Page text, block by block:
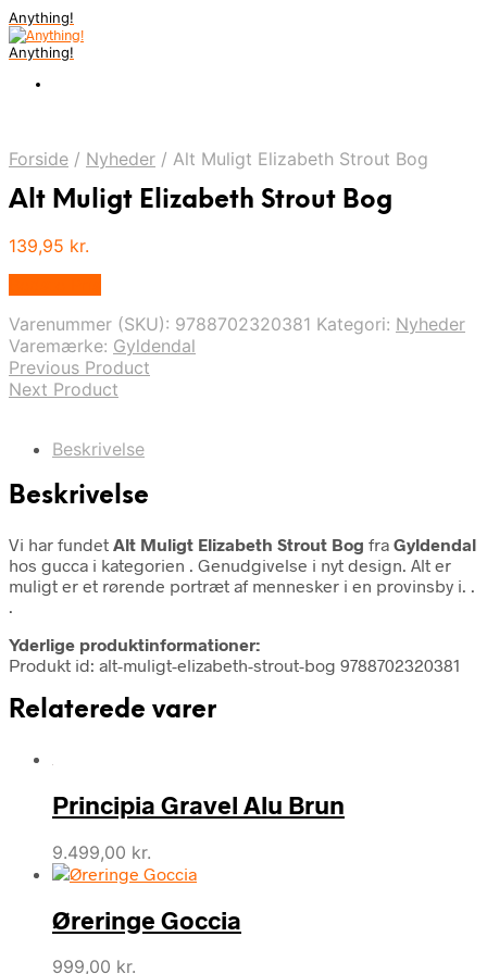
Anything!
Anything!
Forside / Nyheder / Alt Muligt Elizabeth Strout Bog
Alt Muligt Elizabeth Strout Bog
139,95 kr.
Varenummer (SKU): 9788702320381 Kategori: Nyheder
Varemærke: Gyldendal
Previous Product
Next Product
Beskrivelse
Beskrivelse
Vi har fundet Alt Muligt Elizabeth Strout Bog fra Gyldendal
hos gucca i kategorien . Genudgivelse i nyt design. Alt er
muligt er et rørende portræt af mennesker i en provinsby i. .
.
Yderlige produktinformationer:
Produkt id: alt-muligt-elizabeth-strout-bog 9788702320381
Relaterede varer
Principia Gravel Alu Brun
9.499,00 kr.
Øreringe Goccia
999,00 kr.